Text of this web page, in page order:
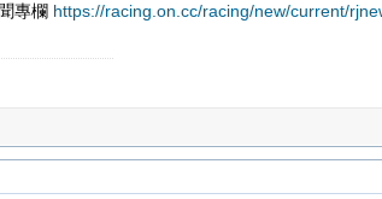
專欄 https://racing.on.cc/racing/new/current/